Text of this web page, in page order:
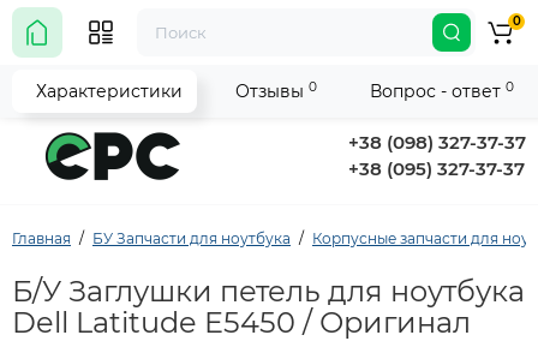
+38 (098) 327-37-37
+38 (095) 327-37-37
0
Главная БУ Запчасти для ноутбука Корпусные запчасти для
Б/У Заглушки петель для ноутбука
Dell Latitude E5450 / Оригинал
Характеристики Отзывы 0 Вопрос - ответ 0